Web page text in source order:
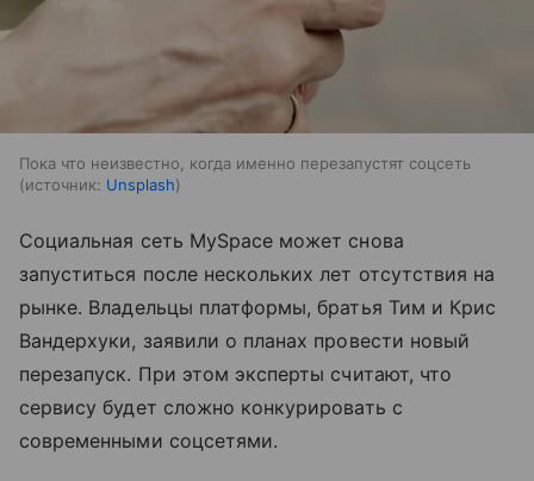
Пока что неизвестно, когда именно перезапустят соцсеть
источник: Unsplash
Социальная сеть MySpace может снова
запуститься после нескольких лет отсутствия на
рынке. Владельцы платформы, братья Тим и Крис
Вандерхуки, заявили о планах провести новый
перезапуск. При этом эксперты считают, что
сервису будет сложно конкурировать с
современными соцсетями.